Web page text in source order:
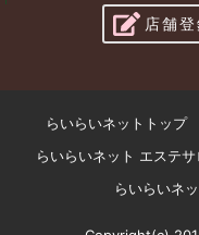
店舗登
らいらいネットトップ
らいらいネット エステサ
らいらいネ